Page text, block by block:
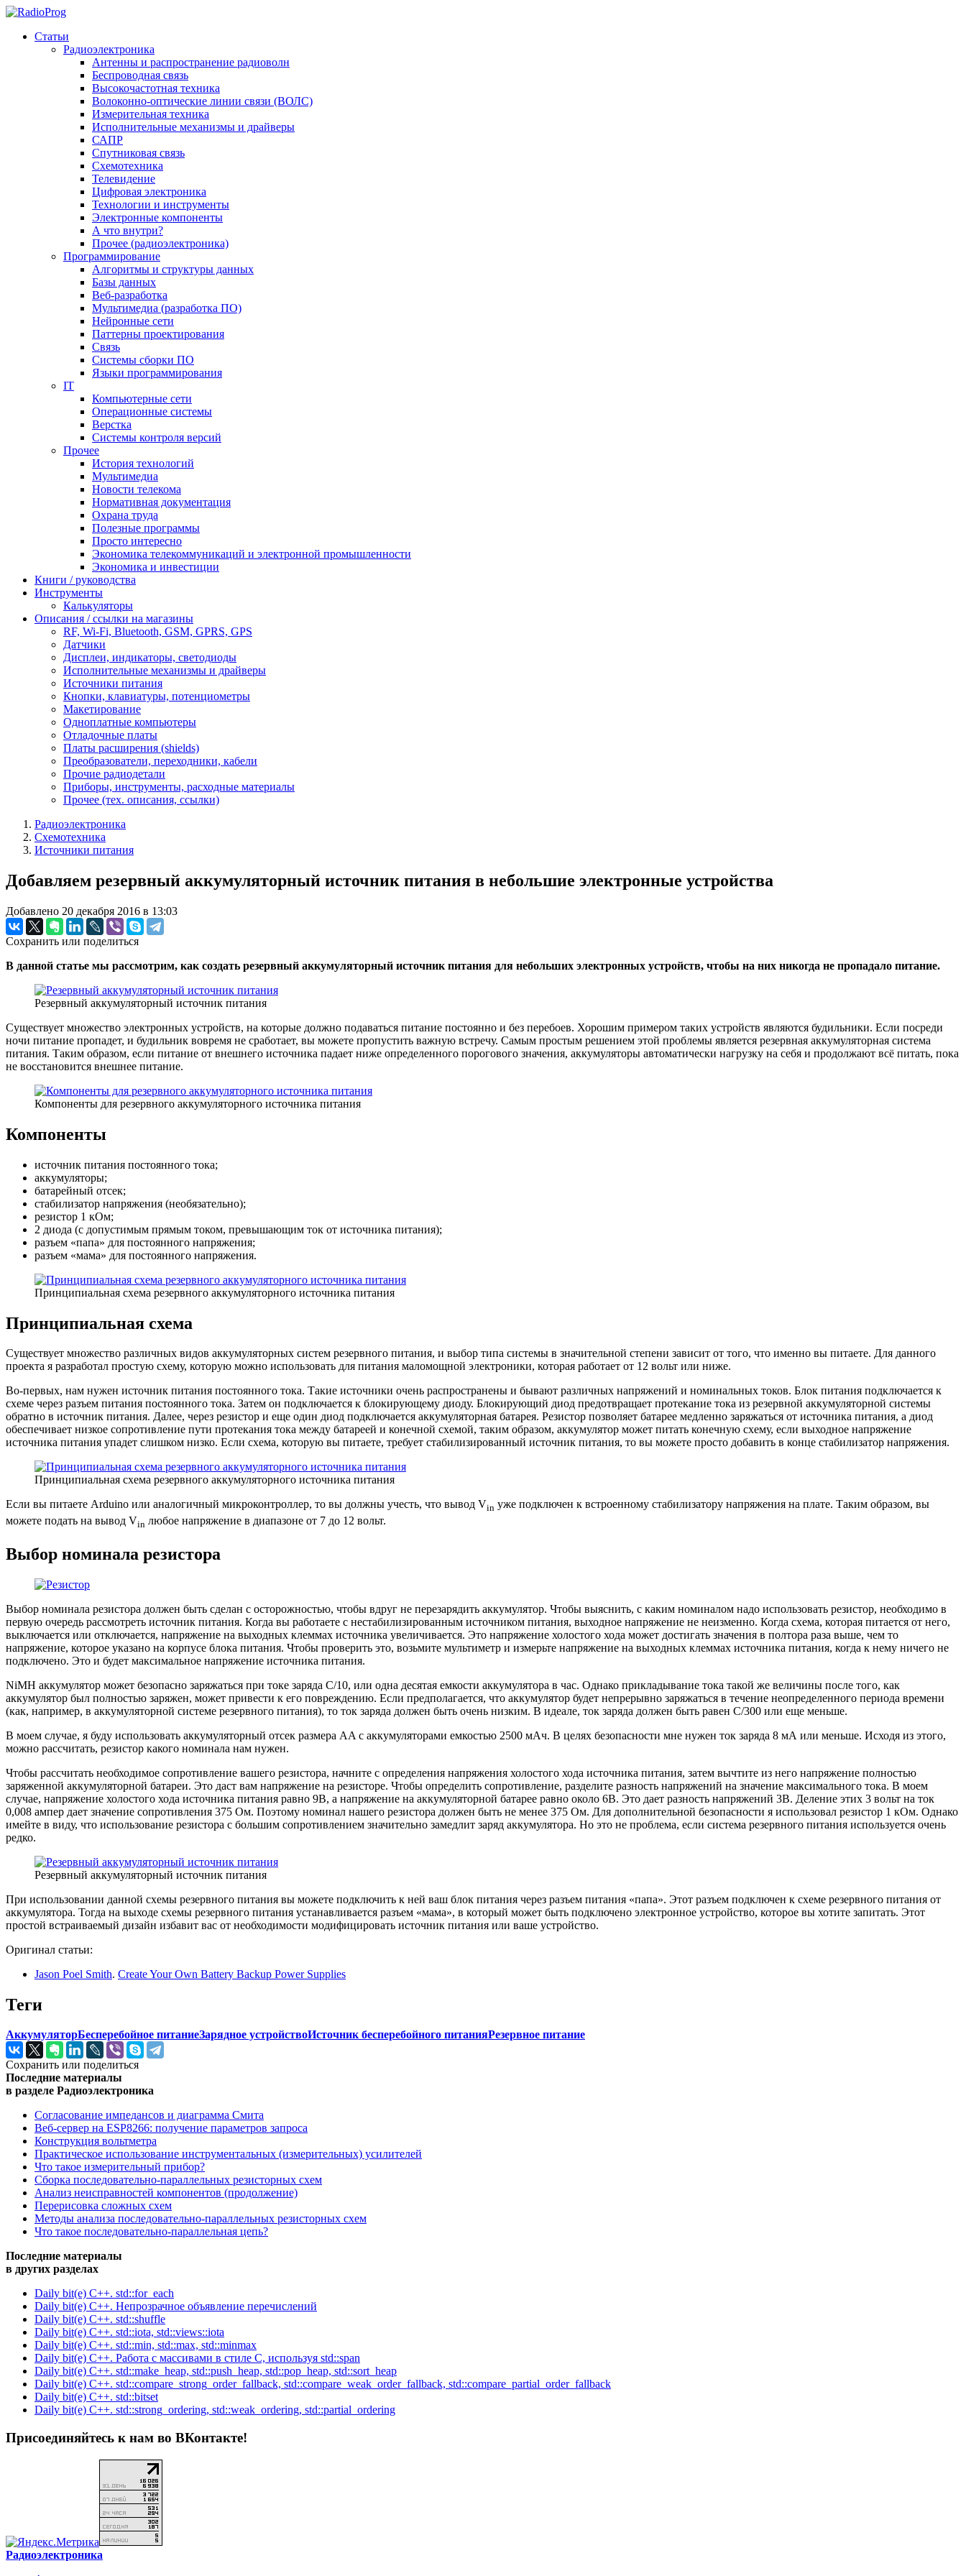
Статьи
Радиоэлектроника
Антенны и распространение радиоволн
Беспроводная связь
Высокочастотная техника
Волоконно-оптические линии связи (ВОЛС)
Измерительная техника
Исполнительные механизмы и драйверы
САПР
Спутниковая связь
Схемотехника
Телевидение
Цифровая электроника
Технологии и инструменты
Электронные компоненты
А что внутри?
Прочее (радиоэлектроника)
Программирование
Алгоритмы и структуры данных
Базы данных
Веб-разработка
Мультимедиа (разработка ПО)
Нейронные сети
Паттерны проектирования
Связь
Системы сборки ПО
Языки программирования
IT
Компьютерные сети
Операционные системы
Верстка
Системы контроля версий
Прочее
История технологий
Мультимедиа
Новости телекома
Нормативная документация
Охрана труда
Полезные программы
Просто интересно
Экономика телекоммуникаций и электронной промышленности
Экономика и инвестиции
Книги / руководства
Инструменты
Калькуляторы
Описания / ссылки на магазины
RF, Wi-Fi, Bluetooth, GSM, GPRS, GPS
Датчики
Дисплеи, индикаторы, светодиоды
Исполнительные механизмы и драйверы
Источники питания
Кнопки, клавиатуры, потенциометры
Макетирование
Одноплатные компьютеры
Отладочные платы
Платы расширения (shields)
Преобразователи, переходники, кабели
Прочие радиодетали
Приборы, инструменты, расходные материалы
Прочее (тех. описания, ссылки)
Радиоэлектроника
Схемотехника
Источники питания
Добавляем резервный аккумуляторный источник питания в небольшие электронные устройства
Добавлено 20 декабря 2016 в 13:03
Сохранить или поделиться
В данной статье мы рассмотрим, как создать резервный аккумуляторный источник питания для небольших электронных устройств, чтобы на них никогда не пропадало питание.
Резервный аккумуляторный источник питания
Существует множество электронных устройств, на которые должно подаваться питание постоянно и без перебоев. Хорошим примером таких устройств являются будильники. Если посреди
ночи питание пропадет, и будильник вовремя не сработает, вы можете пропустить важную встречу. Самым простым решением этой проблемы является резервная аккумуляторная система
питания. Таким образом, если питание от внешнего источника падает ниже определенного порогового значения, аккумуляторы автоматически нагрузку на себя и продолжают всё питать, пока
не восстановится внешнее питание.
Компоненты для резервного аккумуляторного источника питания
Компоненты
источник питания постоянного тока;
аккумуляторы;
батарейный отсек;
стабилизатор напряжения (необязательно);
резистор 1 кОм;
2 диода (с допустимым прямым током, превышающим ток от источника питания);
разъем «папа» для постоянного напряжения;
разъем «мама» для постоянного напряжения.
Принципиальная схема резервного аккумуляторного источника питания
Принципиальная схема
Существует множество различных видов аккумуляторных систем резервного питания, и выбор типа системы в значительной степени зависит от того, что именно вы питаете. Для данного
проекта я разработал простую схему, которую можно использовать для питания маломощной электроники, которая работает от 12 вольт или ниже.
Во-первых, нам нужен источник питания постоянного тока. Такие источники очень распространены и бывают различных напряжений и номинальных токов. Блок питания подключается к
схеме через разъем питания постоянного тока. Затем он подключается к блокирующему диоду. Блокирующий диод предотвращает протекание тока из резервной аккумуляторной системы
обратно в источник питания. Далее, через резистор и еще один диод подключается аккумуляторная батарея. Резистор позволяет батарее медленно заряжаться от источника питания, а диод
обеспечивает низкое сопротивление пути протекания тока между батареей и конечной схемой, таким образом, аккумулятор может питать конечную схему, если выходное напряжение
источника питания упадет слишком низко. Если схема, которую вы питаете, требует стабилизированный источник питания, то вы можете просто добавить в конце стабилизатор напряжения.
Принципиальная схема резервного аккумуляторного источника питания
Если вы питаете Arduino или аналогичный микроконтроллер, то вы должны учесть, что вывод Vin уже подключен к встроенному стабилизатору напряжения на плате. Таким образом, вы
можете подать на вывод Vin любое напряжение в диапазоне от 7 до 12 вольт.
Выбор номинала резистора
Выбор номинала резистора должен быть сделан с осторожностью, чтобы вдруг не перезарядить аккумулятор. Чтобы выяснить, с каким номиналом надо использовать резистор, необходимо в
первую очередь рассмотреть источник питания. Когда вы работаете с нестабилизированным источником питания, выходное напряжение не неизменно. Когда схема, которая питается от него,
выключается или отключается, напряжение на выходных клеммах источника увеличивается. Это напряжение холостого хода может достигать значения в полтора раза выше, чем то
напряжение, которое указано на корпусе блока питания. Чтобы проверить это, возьмите мультиметр и измерьте напряжение на выходных клеммах источника питания, когда к нему ничего не
подключено. Это и будет максимальное напряжение источника питания.
NiMH аккумулятор может безопасно заряжаться при токе заряда C/10, или одна десятая емкости аккумулятора в час. Однако прикладывание тока такой же величины после того, как
аккумулятор был полностью заряжен, может привести к его повреждению. Если предполагается, что аккумулятор будет непрерывно заряжаться в течение неопределенного периода времени
(как, например, в аккумуляторной системе резервного питания), то ток заряда должен быть очень низким. В идеале, ток заряда должен быть равен C/300 или еще меньше.
В моем случае, я буду использовать аккумуляторный отсек размера AA с аккумуляторами емкостью 2500 мАч. В целях безопасности мне нужен ток заряда 8 мА или меньше. Исходя из этого,
можно рассчитать, резистор какого номинала нам нужен.
Чтобы рассчитать необходимое сопротивление вашего резистора, начните с определения напряжения холостого хода источника питания, затем вычтите из него напряжение полностью
заряженной аккумуляторной батареи. Это даст вам напряжение на резисторе. Чтобы определить сопротивление, разделите разность напряжений на значение максимального тока. В моем
случае, напряжение холостого хода источника питания равно 9В, а напряжение на аккумуляторной батарее равно около 6В. Это дает разность напряжений 3В. Деление этих 3 вольт на ток
0,008 ампер дает значение сопротивления 375 Ом. Поэтому номинал нашего резистора должен быть не менее 375 Ом. Для дополнительной безопасности я использовал резистор 1 кОм. Однако
имейте в виду, что использование резистора с большим сопротивлением значительно замедлит заряд аккумулятора. Но это не проблема, если система резервного питания используется очень
редко.
Резервный аккумуляторный источник питания
При использовании данной схемы резервного питания вы можете подключить к ней ваш блок питания через разъем питания «папа». Этот разъем подключен к схеме резервного питания от
аккумулятора. Тогда на выходе схемы резервного питания устанавливается разъем «мама», в который может быть подключено электронное устройство, которое вы хотите запитать. Этот
простой встраиваемый дизайн избавит вас от необходимости модифицировать источник питания или ваше устройство.
Оригинал статьи:
Jason Poel Smith. Create Your Own Battery Backup Power Supplies
Теги
АккумуляторБесперебойное питаниеЗарядное устройствоИсточник бесперебойного питанияРезервное питание
Сохранить или поделиться
Последние материалы
в разделе Радиоэлектроника
Согласование импедансов и диаграмма Смита
Веб-сервер на ESP8266: получение параметров запроса
Конструкция вольтметра
Практическое использование инструментальных (измерительных) усилителей
Что такое измерительный прибор?
Сборка последовательно-параллельных резисторных схем
Анализ неисправностей компонентов (продолжение)
Перерисовка сложных схем
Методы анализа последовательно-параллельных резисторных схем
Что такое последовательно-параллельная цепь?
Последние материалы
в других разделах
Daily bit(e) C++. std::for_each
Daily bit(e) C++. Непрозрачное объявление перечислений
Daily bit(e) C++. std::shuffle
Daily bit(e) C++. std::iota, std::views::iota
Daily bit(e) C++. std::min, std::max, std::minmax
Daily bit(e) C++. Работа с массивами в стиле C, используя std::span
Daily bit(e) C++. std::make_heap, std::push_heap, std::pop_heap, std::sort_heap
Daily bit(e) C++. std::compare_strong_order_fallback, std::compare_weak_order_fallback, std::compare_partial_order_fallback
Daily bit(e) C++. std::bitset
Daily bit(e) C++. std::strong_ordering, std::weak_ordering, std::partial_ordering
Присоединяйтесь к нам во ВКонтакте!
Радиоэлектроника